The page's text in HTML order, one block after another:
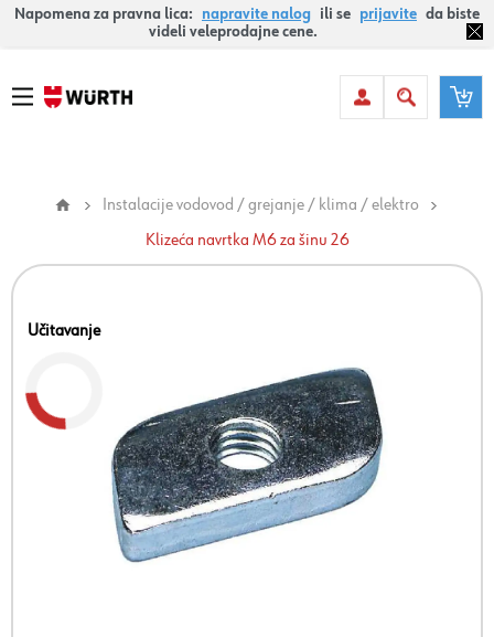
Napomena za pravna lica: napravite nalog ili se prijavite da biste
videli veleprodajne cene.
Instalacije vodovod / grejanje / klima / elektro
Klizeća navrtka M6 za šinu 26
Učitavanje